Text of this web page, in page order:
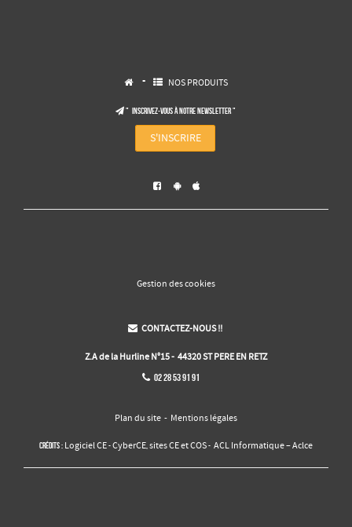
 -  NOS PRODUITS
" Inscrivez-vous à notre NEWSLETTER "
S'INSCRIRE
  
Gestion des cookies
 CONTACTEZ-NOUS !!
Z.A de la Hurline N°15 - 44320 ST PERE EN RETZ
 02 28 53 91 91
Plan du site - Mentions légales
Crédits : Logiciel CE-CyberCE sites CE et COS- ACL Informatique – Aclce